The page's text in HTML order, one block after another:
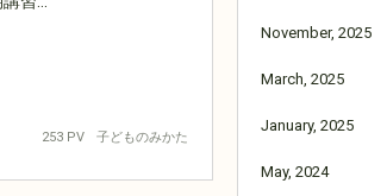
子どものみかた
253 PV
November, 2025
March, 2025
January, 2025
May, 2024